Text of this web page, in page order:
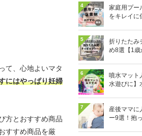
て、心地よいマタ
にはやっぱり妊婦
方とおすすめ商品
すすめ商品を厳
4
家庭用プー
をキレイに
5
折りたたみ
め8選【1歳
6
噴水マット
水遊びに】
7
産後ママに
ー9選！抱